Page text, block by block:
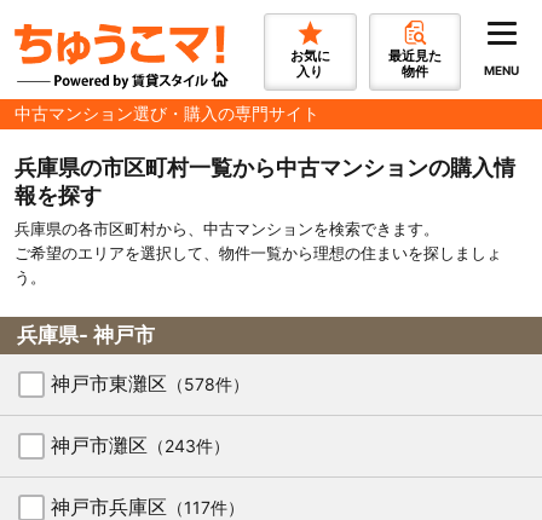
お気に
入り
最近見た
物件
MENU
中古マンション選び・購入の専門サイト
兵庫県の市区町村一覧から中古マンションの購入情
報を探す
兵庫県の各市区町村から、中古マンションを検索できます。
ご希望のエリアを選択して、物件一覧から理想の住まいを探しましょ
う。
兵庫県- 神戸市
神戸市東灘区 （578件）
神戸市灘区 （243件）
神戸市兵庫区 （117件）